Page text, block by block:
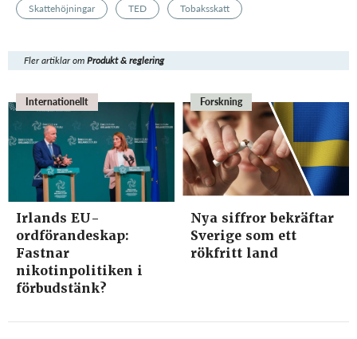
Skattehöjningar TED Tobaksskatt
Fler artiklar omProdukt & reglering
Internationellt
Irlands EU-
ordförandeskap:
Fastnar
nikotinpolitiken i
förbudstänk?
Forskning
Nya siffror bekräftar
Sverige som ett
rökfritt land